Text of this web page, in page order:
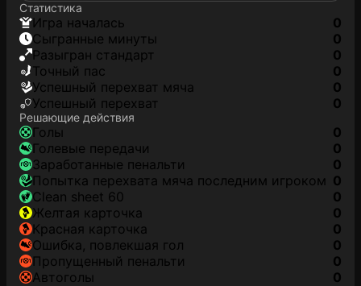
Статистика
игра началась
0
сыгранные минуты
0
разыгран стандарт
0
точный пас
0
успешный перехват мяча
0
успешный перехват
0
Решающие действия
голы
0
голевые передачи
0
заработанные пенальти
0
попытка перехвата мяча последним игроком 0
clean sheet 60
0
желтая карточка
0
красная карточка
0
ошибка, повлекшая гол
0
пропущенный пенальти
0
автоголы
0